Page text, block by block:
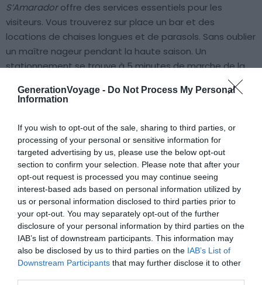
GenerationVoyage - Do Not Process My Personal
Information
If you wish to opt-out of the sale, sharing to third parties, or
processing of your personal or sensitive information for
targeted advertising by us, please use the below opt-out
section to confirm your selection. Please note that after your
opt-out request is processed you may continue seeing
interest-based ads based on personal information utilized by
us or personal information disclosed to third parties prior to
your opt-out. You may separately opt-out of the further
disclosure of your personal information by third parties on the
IAB’s list of downstream participants. This information may
also be disclosed by us to third parties on the IAB’s List of
Downstream Participants that may further disclose it to other
S’Amaradoroffre des services essentiels pour les
visiteurs. Vous trouverez sur place un bar et des
locations de chaises longues et de parasols. Sans oublier
un maître nageur pendant la haute saison. Un
stationnement se trouve à 5 minutes de marche de la
, avec ses
faibles profondeurs, son absence de vagues et sa
En revanche, les sports nautiques y sont interdits. Seuls
quelques bateaux viennent parfois y mouiller l’ancre. La
plage voisine,Cala Mondrago, offre 2 à 3 restaurants et
une jolie promenade entre les deux. Enfin, la grande ville
et station balnéaire deCala d’Or n’est qu’à 8 km. Elle
propose une large sélection d’hôtels, de restaurants et
de boutiques.
Se rendre à S’Amarador